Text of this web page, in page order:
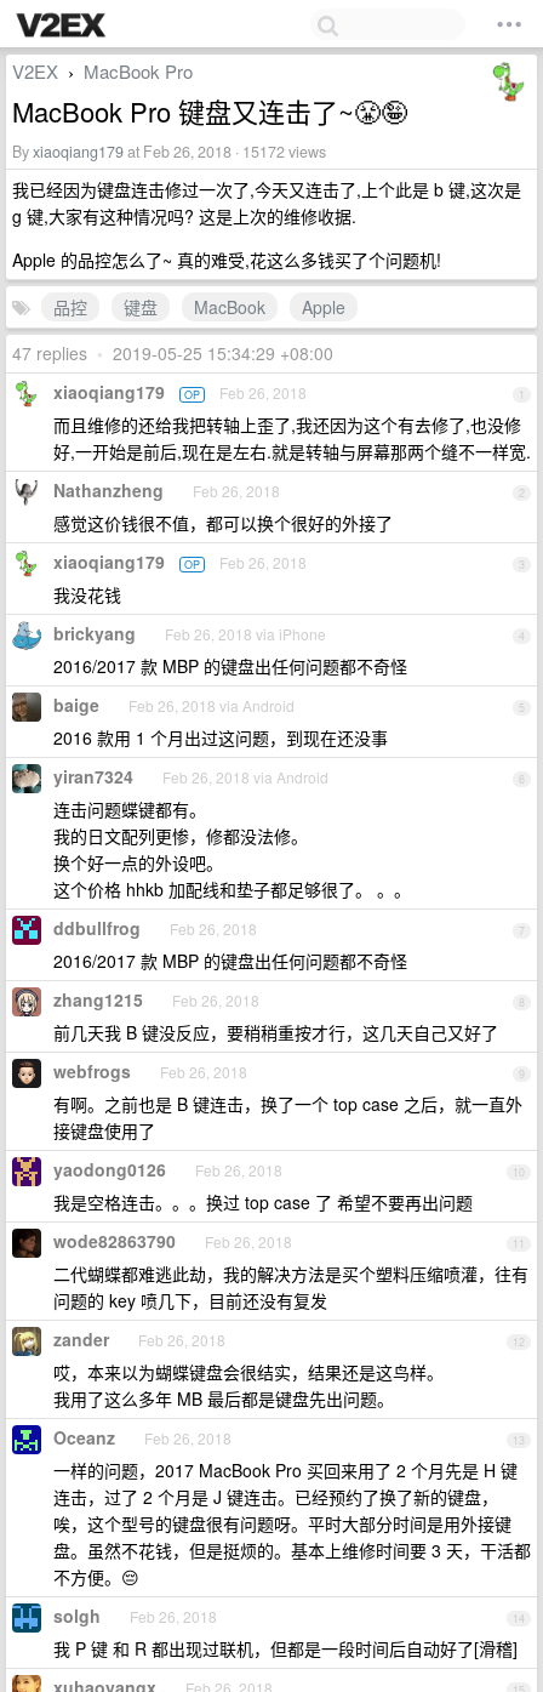
V2EX › MacBook Pro
MacBook Pro 键盘又连击了~😤🤪
Byxiaoqiang179at Feb 26, 2018 · 15172 views
我已经因为键盘连击修过一次了,今天又连击了,上个此是 b 键,这次是
g 键,大家有这种情况吗? 这是上次的维修收据.
Apple 的品控怎么了~ 真的难受,花这么多钱买了个问题机!
品控
键盘 MacBook
Apple
47 replies • 2019-05-25 15:34:29 +08:00
1
xiaoqiang179 OP Feb 26, 2018
而且维修的还给我把转轴上歪了,我还因为这个有去修了,也没修
好,一开始是前后,现在是左右.就是转轴与屏幕那两个缝不一样宽.
2
Nathanzheng Feb 26, 2018
感觉这价钱很不值，都可以换个很好的外接了
3
xiaoqiang179 OP Feb 26, 2018
我没花钱
4
brickyang Feb 26, 2018 via iPhone
2016/2017 款 MBP 的键盘出任何问题都不奇怪
5
baige Feb 26, 2018 via Android
2016 款用 1 个月出过这问题，到现在还没事
6
yiran7324 Feb 26, 2018 via Android
连击问题蝶键都有。
我的日文配列更惨，修都没法修。
换个好一点的外设吧。
这个价格 hhkb 加配线和垫子都足够很了。 。。
7
ddbullfrog Feb 26, 2018
2016/2017 款 MBP 的键盘出任何问题都不奇怪
8
zhang1215 Feb 26, 2018
前几天我 B 键没反应，要稍稍重按才行，这几天自己又好了
9
webfrogs Feb 26, 2018
有啊。之前也是 B 键连击，换了一个 top case 之后，就一直外
接键盘使用了
10
yaodong0126 Feb 26, 2018
我是空格连击。。。换过 top case 了 希望不要再出问题
11
wode82863790 Feb 26, 2018
二代蝴蝶都难逃此劫，我的解决方法是买个塑料压缩喷灌，往有
问题的 key 喷几下，目前还没有复发
12
zander Feb 26, 2018
哎，本来以为蝴蝶键盘会很结实，结果还是这鸟样。
我用了这么多年 MB 最后都是键盘先出问题。
13
Oceanz Feb 26, 2018
一样的问题，2017 MacBook Pro 买回来用了 2 个月先是 H 键
连击，过了 2 个月是 J 键连击。已经预约了换了新的键盘，
唉，这个型号的键盘很有问题呀。平时大部分时间是用外接键
盘。虽然不花钱，但是挺烦的。基本上维修时间要 3 天，干活都
不方便。😔
14
solgh Feb 26, 2018
我 P 键 和 R 都出现过联机，但都是一段时间后自动好了[滑稽]
xuhaoyangx Feb 26, 2018